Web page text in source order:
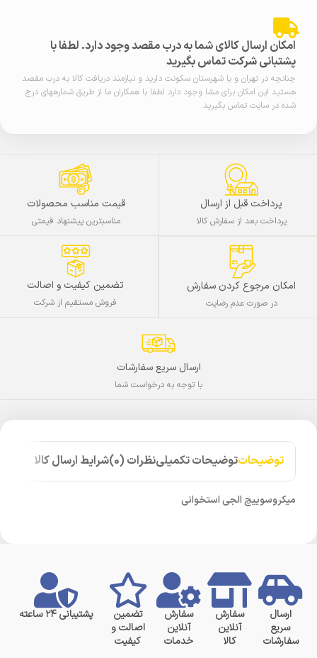
امکان ارسال کالای شما به درب مقصد وجود دارد. لطفا با
پشتبانی شرکت تماس بگیرید
چنانچه در تهران و یا شهرستان سکونت دارید و نیازمند دریافت کالا به درب مقصد
هستید این امکان برای مشا وجود دارد لطفا با همکاران ما از طریق شمارههای درج
شده در سایت تماس بگیرید.
پرداخت قبل از ارسال
پرداخت بعد از سفارش کالا
قیمت مناسب محصولات
مناسبترین پیشنهاد قیمتی
امکان مرجوع کردن سفارش
در صورت عدم رضایت
تضمین کیفیت و اصالت
فروش مستقیم از شرکت
ارسال سریع سفارشات
با توجه به درخواست شما
توضیحاتتوضیحات تکمیلینظرات (0) شرایط ارسال کالا
میکروسوییچ الجی استخوانی
ارسال
سریع
سفارشات
سفارش
آنلاین
کالا
سفارش
آنلاین
خدمات
تضمین
اصالت و
کیفیت
پشتیبانی ۲۴ ساعته